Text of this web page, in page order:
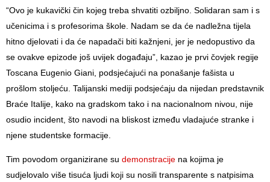
“Ovo je kukavički čin kojeg treba shvatiti ozbiljno. Solidaran sam i s
učenicima i s profesorima škole. Nadam se da će nadležna tijela
hitno djelovati i da će napadači biti kažnjeni, jer je nedopustivo da
se ovakve epizode još uvijek događaju”, kazao je prvi čovjek regije
Toscana Eugenio Giani, podsjećajući na ponašanje fašista u
prošlom stoljeću. Talijanski mediji podsjećaju da nijedan predstavnik
Braće Italije, kako na gradskom tako i na nacionalnom nivou, nije
osudio incident, što navodi na bliskost između vladajuće stranke i
njene studentske formacije.
Tim povodom organizirane su demonstracije na kojima je
sudjelovalo više tisuća ljudi koji su nosili transparente s natpisima